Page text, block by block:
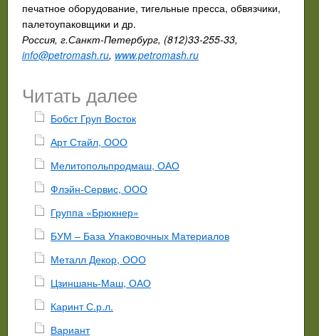
печатное оборудование, тигельные пресса, обвязчики,
палетоупаковщики и др.
Россия, г.Санкт-Петербург, (812)33-255-33,
info@petromash.ru, www.petromash.ru
Читать далее
Бобст Груп Восток
Арт Стайл, ООО
Мелитопольпродмаш, ОАО
Флэйн-Сервис, ООО
Группа «Брюкнер»
БУМ – База Упаковочных Материалов
Металл Декор, ООО
Цзиншань-Маш, ОАО
Каринт С.р.л.
Вариант